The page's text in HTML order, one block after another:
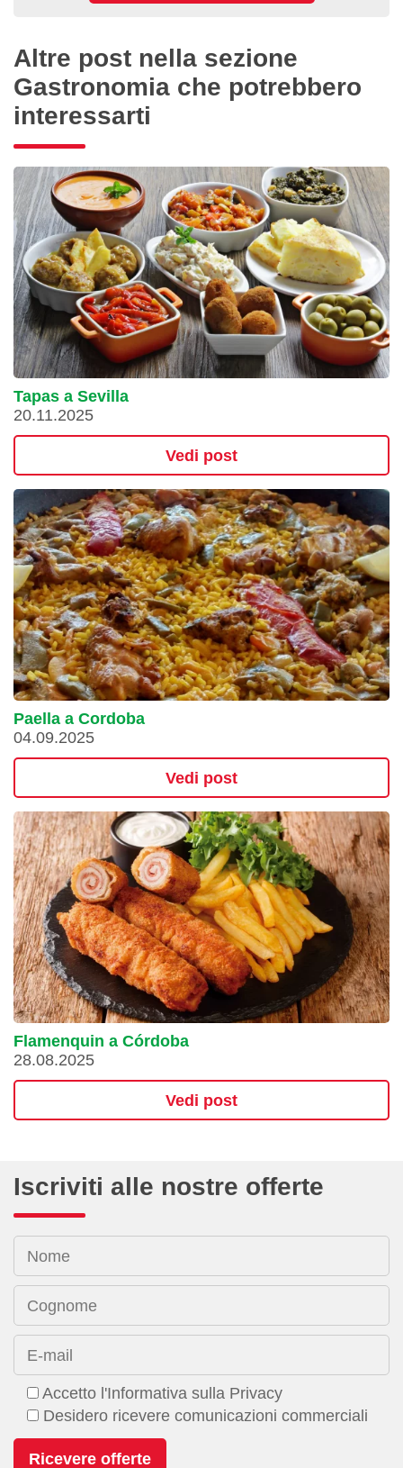
Altre post nella sezione
Gastronomia che potrebbero
interessarti
Tapas a Sevilla
20.11.2025
Vedi post
Paella a Cordoba
04.09.2025
Vedi post
Flamenquin a Córdoba
28.08.2025
Vedi post
Iscriviti alle nostre offerte
Nome
Cognome
E-mail
Accetto l'Informativa sulla Privacy
Desidero ricevere comunicazioni commerciali